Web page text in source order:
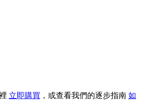
立即購買 ，或查看我們的逐步指南 如